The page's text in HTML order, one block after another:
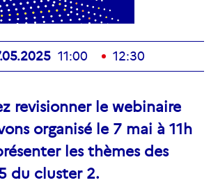
11:00 12:30
revisionner le webinaire
organisé le 7 mai à 11h
les thèmes des
du cluster 2.